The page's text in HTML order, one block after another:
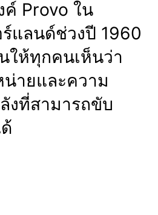
Provo ใน
ร์แลนด์ช่วงปี 1960
ให้ทุกคนเห็นว่า
ายและความ
งที่สามารถขับ